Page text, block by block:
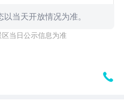
当天开放情况为准。
当日公示信息为准
